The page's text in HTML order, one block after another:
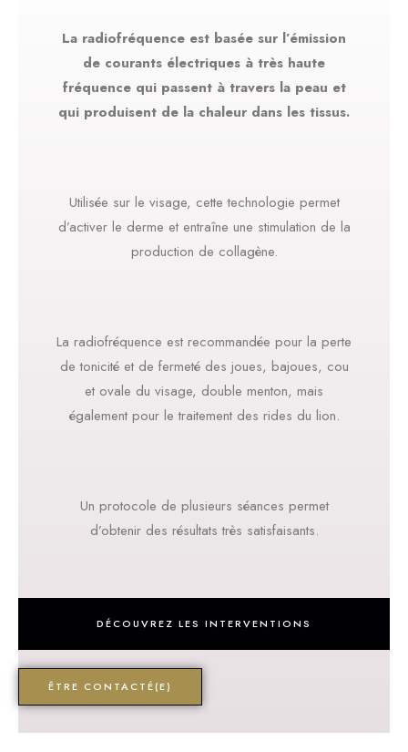
La radiofréquence est basée sur l’émission
de courants électriques à très haute
fréquence qui passent à travers la peau et
qui produisent de la chaleur dans les tissus.
Utilisée sur le visage, cette technologie permet
d’activer le derme et entraîne une stimulation de la
production de collagène.
La radiofréquence est recommandée pour la perte
de tonicité et de fermeté des joues, bajoues, cou
et ovale du visage, double menton, mais
également pour le traitement des rides du lion.
Un protocole de plusieurs séances permet
d’obtenir des résultats très satisfaisants.
DÉCOUVREZ LES INTERVENTIONS
ÊTRE CONTACTÉ(E)